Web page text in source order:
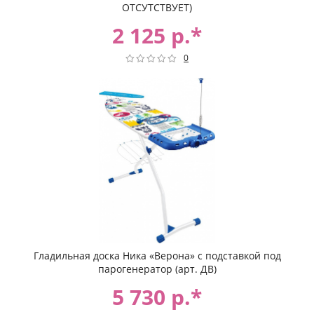
ОТСУТСТВУЕТ)
2 125 р.*
0
Гладильная доска Ника «Верона» c подставкой под
парогенератор (арт. ДВ)
5 730 р.*